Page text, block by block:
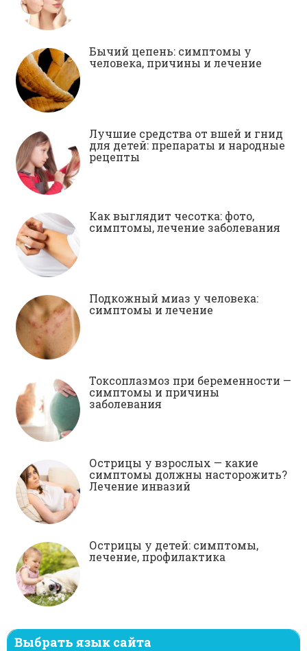
Бычий цепень: симптомы у
человека, причины и лечение
Лучшие средства от вшей и гнид
для детей: препараты и народные
рецепты
Как выглядит чесотка: фото,
симптомы, лечение заболевания
Подкожный миаз у человека:
симптомы и лечение
Токсоплазмоз при беременности —
симптомы и причины
заболевания
Острицы у взрослых — какие
симптомы должны насторожить?
Лечение инвазий
Острицы у детей: симптомы,
лечение, профилактика
Выбрать язык сайта